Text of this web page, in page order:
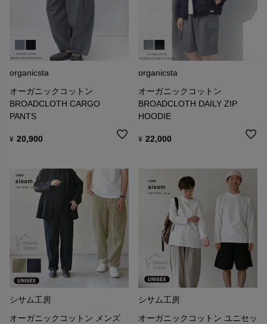
organicsta
オーガニックコットン
BROADCLOTH CARGO
PANTS
¥ 20,900
organicsta
オーガニックコットン
BROADCLOTH DAILY ZIP
HOODIE
¥ 22,000
シサム工房
オーガニックコットン メンズ
シサム工房
オーガニックコットン ユニセッ